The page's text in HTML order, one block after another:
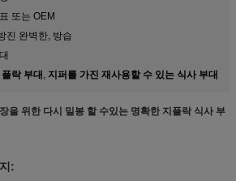
또는 OEM
진 완벽한, 방습
락 부대, 지퍼를 가진 재사용할 수 있는 식사 부대
을 위한 다시 밀봉 할 수있는 명확한 지플락 식사 부
: